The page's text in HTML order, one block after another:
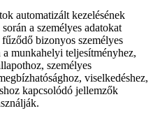
automatizált kezelésének
a személyes adatokat
bizonyos személyes
munkahelyi teljesítményhez,
személyes
viselkedéshez,
kapcsolódó jellemzők